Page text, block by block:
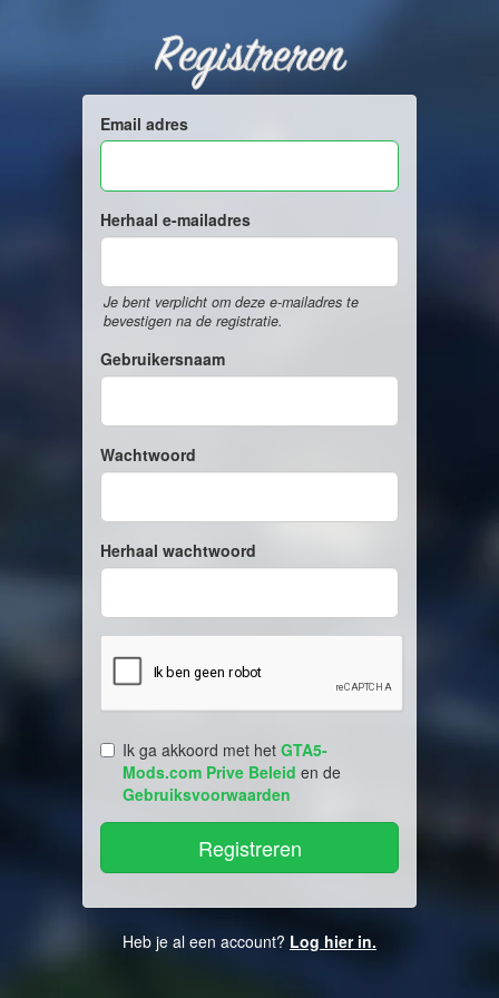
Registreren
Email adres
Herhaal e-mailadres
Je bent verplicht om deze e-mailadres te
bevestigen na de registratie.
Gebruikersnaam
Wachtwoord
Herhaal wachtwoord
Ik ga akkoord met het GTA5-
Mods.com Prive Beleid en de
Gebruiksvoorwaarden
Heb je al een account? Log hier in.